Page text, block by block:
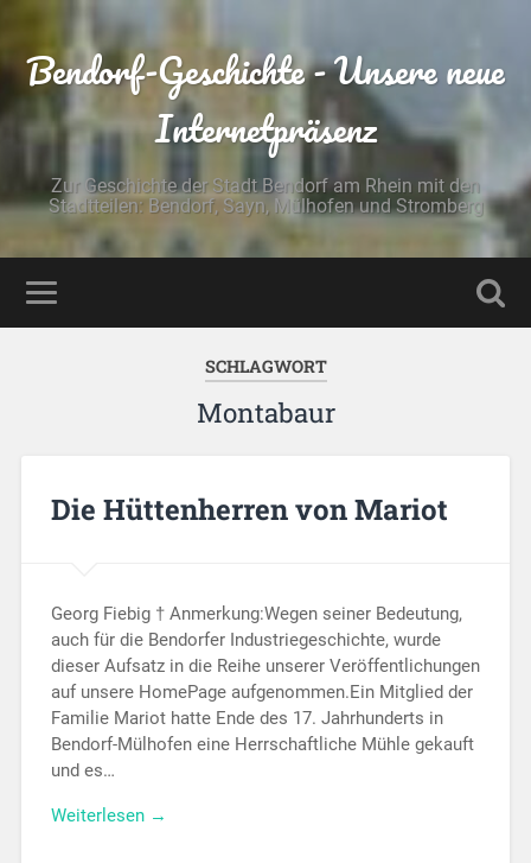
Bendorf-Geschichte - Unsere neue
Internetpräsenz
Zur Geschichte der Stadt Bendorf am Rhein mit den
Stadtteilen: Bendorf, Sayn, Mülhofen und Stromberg
SCHLAGWORT
Montabaur
Die Hüttenherren von Mariot
Georg Fiebig † Anmerkung:Wegen seiner Bedeutung,
auch für die Bendorfer Industriegeschichte, wurde
dieser Aufsatz in die Reihe unserer Veröffentlichungen
auf unsere HomePage aufgenommen.Ein Mitglied der
Familie Mariot hatte Ende des 17. Jahrhunderts in
Bendorf-Mülhofen eine Herrschaftliche Mühle gekauft
und es…
Weiterlesen →